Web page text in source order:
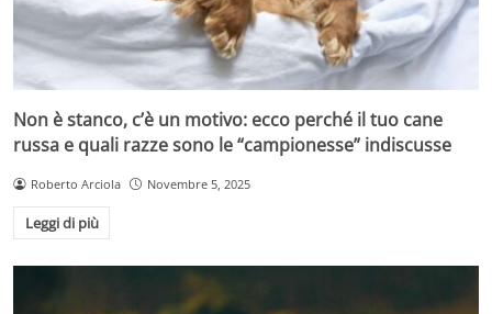
Non è stanco, c’è un motivo: ecco perché il tuo cane
russa e quali razze sono le “campionesse” indiscusse
Roberto Arciola Novembre 5, 2025
Leggi di più